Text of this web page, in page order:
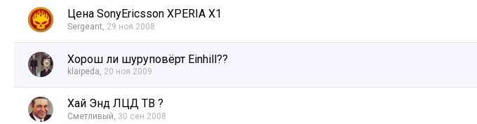
Цена SonyEricsson XPERIA X1
Sergeant, 29 ноя 2008
Хорош ли шуруповёрт Einhill??
klaipeda, 20 ноя 2009
Хай Энд ЛЦД ТВ ?
Сметливый, 30 сен 2008